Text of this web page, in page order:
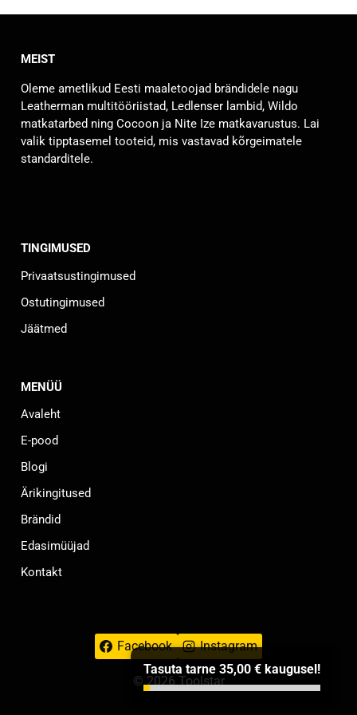
MEIST
Oleme ametlikud Eesti maaletoojad brändidele nagu
Leatherman multitööriistad, Ledlenser lambid, Wildo
matkatarbed ning Cocoon ja Nite Ize matkavarustus. Lai
valik tipptasemel tooteid, mis vastavad kõrgeimatele
standarditele.
TINGIMUSED
Privaatsustingimused
Ostutingimused
Jäätmed
MENÜÜ
Avaleht
E-pood
Blogi
Ärikingitused
Brändid
Edasimüüjad
Kontakt
Facebook Instagram
© 2026 Toolstar
Tasuta tarne 35,00 € kaugusel!